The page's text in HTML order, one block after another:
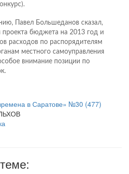
Павел Большеданов сказал,
проекта бюджета на 2013 год и
расходов по распорядителям
местного самоуправления
внимание позиции по
в Саратове» №30 (477)